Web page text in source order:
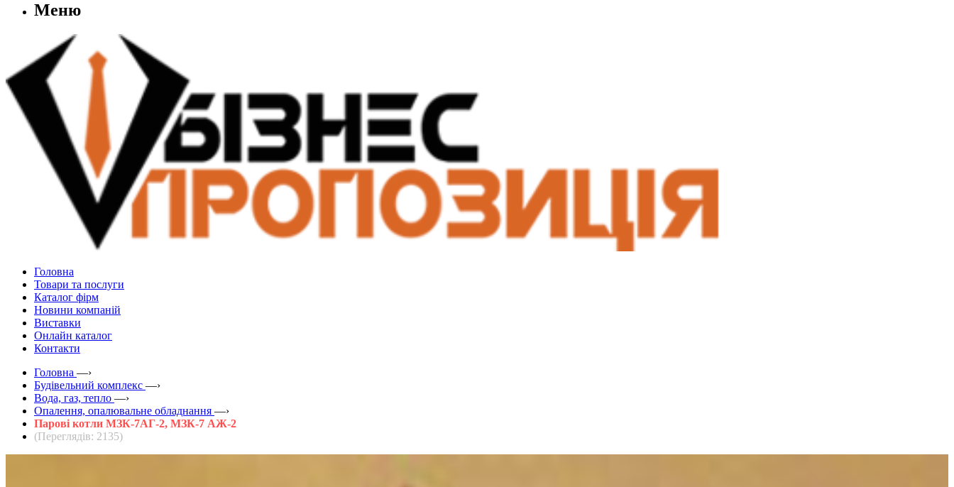
Меню
Головна
Товари та послуги
Каталог фірм
Новини компаній
Виставки
Онлайн каталог
Контакти
Головна —›
Будівельний комплекс —›
Вода, газ, тепло —›
Опалення, опалювальне обладнання —›
Парові котли МЗК-7АГ-2, МЗК-7 АЖ-2
(Переглядів: 2135)